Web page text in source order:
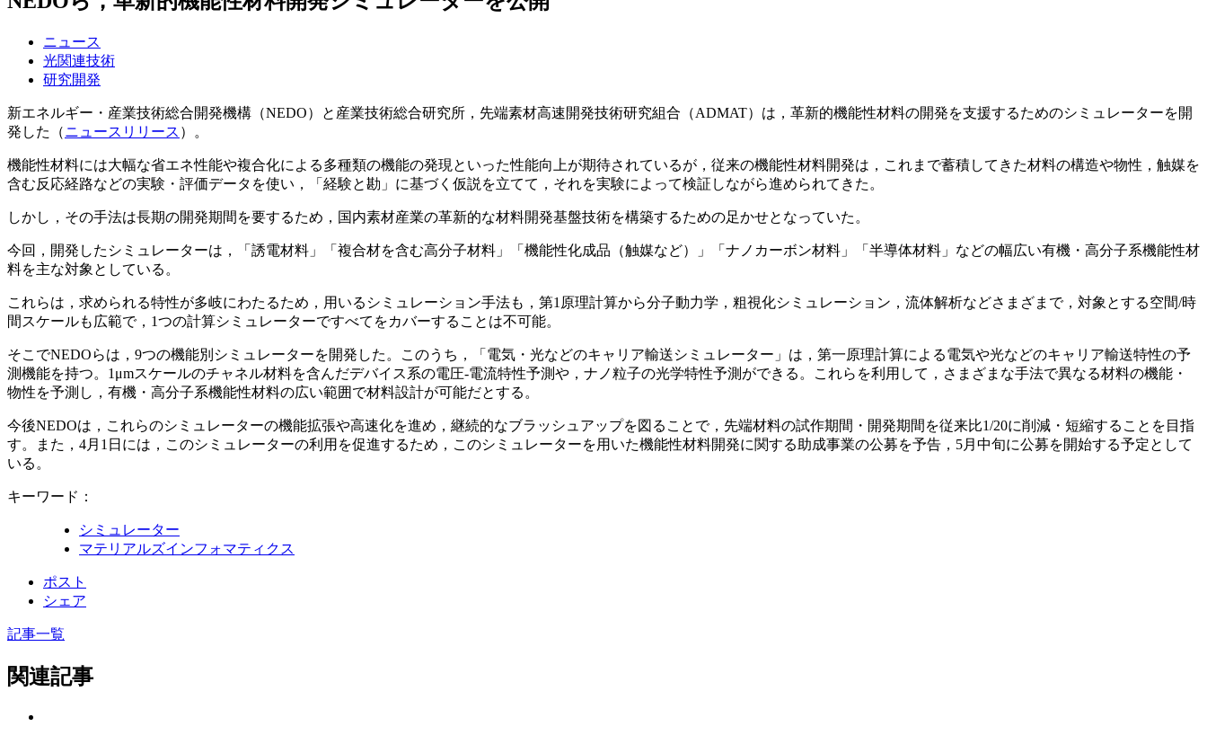
ニュース
光関連技術
研究開発
新エネルギー・産業技術総合開発機構（NEDO）と産業技術総合研究所，先端素材高速開発技術研究組合（ADMAT）は，革新的機能性材料の開発を支援するためのシミュレーターを開
発した（ニュースリリース ）。
機能性材料には大幅な省エネ性能や複合化による多種類の機能の発現といった性能向上が期待されているが，従来の機能性材料開発は，これまで蓄積してきた材料の構造や物性，触媒を
含む反応経路などの実験・評価データを使い，「経験と勘」に基づく仮説を立てて，それを実験によって検証しながら進められてきた。
しかし，その手法は長期の開発期間を要するため，国内素材産業の革新的な材料開発基盤技術を構築するための足かせとなっていた。
今回，開発したシミュレーターは，「誘電材料」「複合材を含む高分子材料」「機能性化成品（触媒など）」「ナノカーボン材料」「半導体材料」などの幅広い有機・高分子系機能性材
料を主な対象としている。
これらは，求められる特性が多岐にわたるため，用いるシミュレーション手法も，第1原理計算から分子動力学，粗視化シミュレーション，流体解析などさまざまで，対象とする空間/時
間スケールも広範で，1つの計算シミュレーターですべてをカバーすることは不可能。
そこでNEDOらは，9つの機能別シミュレーターを開発した。このうち，「電気・光などのキャリア輸送シミュレーター」は，第一原理計算による電気や光などのキャリア輸送特性の予
測機能を持つ。1μmスケールのチャネル材料を含んだデバイス系の電圧-電流特性予測や，ナノ粒子の光学特性予測ができる。これらを利用して，さまざまな手法で異なる材料の機能・
物性を予測し，有機・高分子系機能性材料の広い範囲で材料設計が可能だとする。
今後NEDOは，これらのシミュレーターの機能拡張や高速化を進め，継続的なブラッシュアップを図ることで，先端材料の試作期間・開発期間を従来比1/20に削減・短縮することを目指
す。また，4月1日には，このシミュレーターの利用を促進するため，このシミュレーターを用いた機能性材料開発に関する助成事業の公募を予告，5月中旬に公募を開始する予定として
いる。
キーワード：
シミュレーター
マテリアルズインフォマティクス
ポスト
シェア
記事一覧
関連記事